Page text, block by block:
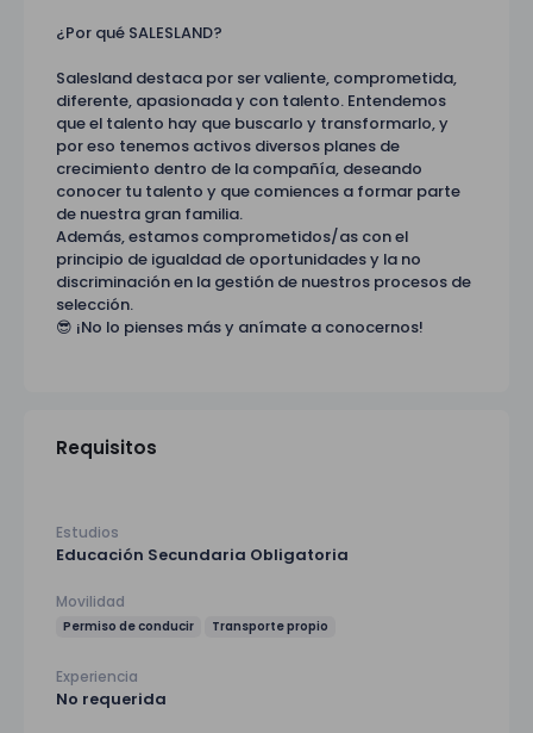
¿Por qué SALESLAND?
Salesland destaca por ser valiente, comprometida,
diferente, apasionada y con talento. Entendemos
que el talento hay que buscarlo y transformarlo, y
por eso tenemos activos diversos planes de
crecimiento dentro de la compañía, deseando
conocer tu talento y que comiences a formar parte
de nuestra gran familia.
Además, estamos comprometidos/as con el
principio de igualdad de oportunidades y la no
discriminación en la gestión de nuestros procesos de
selección.
😎 ¡No lo pienses más y anímate a conocernos!
Requisitos
Estudios
Educación Secundaria Obligatoria
Movilidad
Permiso de conducir Transporte propio
Experiencia
No requerida